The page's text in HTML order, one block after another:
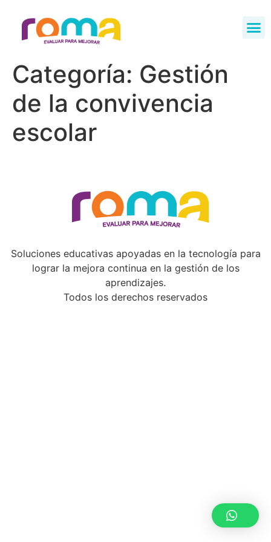
Categoría: Gestión
de la convivencia
escolar
Soluciones educativas apoyadas en la tecnología para
lograr la mejora continua en la gestión de los
aprendizajes.
Todos los derechos reservados